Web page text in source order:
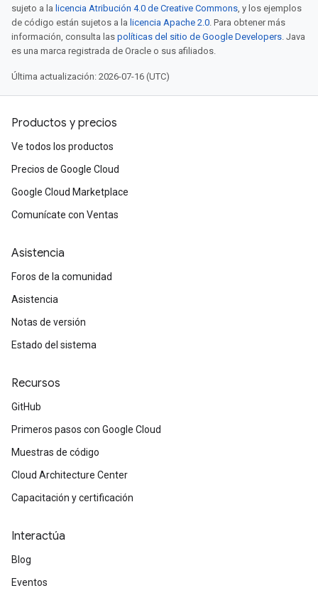
sujeto a la licencia Atribución 4.0 de Creative Commons, y los ejemplos
de código están sujetos a la licencia Apache 2.0. Para obtener más
información, consulta las políticas del sitio de Google Developers. Java
es una marca registrada de Oracle o sus afiliados.
Última actualización: 2026-07-16 (UTC)
Productos y precios
Ve todos los productos
Precios de Google Cloud
Google Cloud Marketplace
Comunícate con Ventas
Asistencia
Foros de la comunidad
Asistencia
Notas de versión
Estado del sistema
Recursos
GitHub
Primeros pasos con Google Cloud
Muestras de código
Cloud Architecture Center
Capacitación y certificación
Interactúa
Blog
Eventos